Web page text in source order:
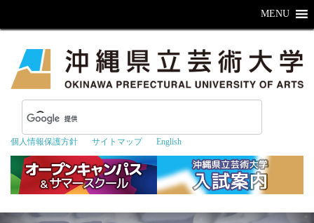
個人情報保護方針 サイトマップ English
MENU